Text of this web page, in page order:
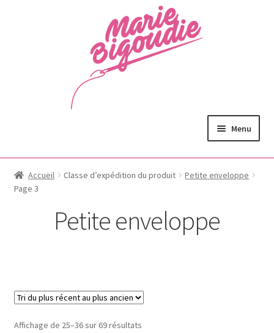
Menu
Accueil Classe d’expédition du produit
Petite enveloppe
Page 3
Petite enveloppe
Affichage de 25–36 sur 69 résultatsTrié